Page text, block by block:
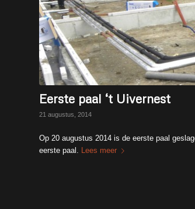
Eerste paal ‘t Uivernest
21 augustus, 2014
Op 20 augustus 2014 is de eerste paal
eerste paal. Lees meer